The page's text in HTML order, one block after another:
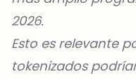
2026.
Esto es relevante
tokenizados